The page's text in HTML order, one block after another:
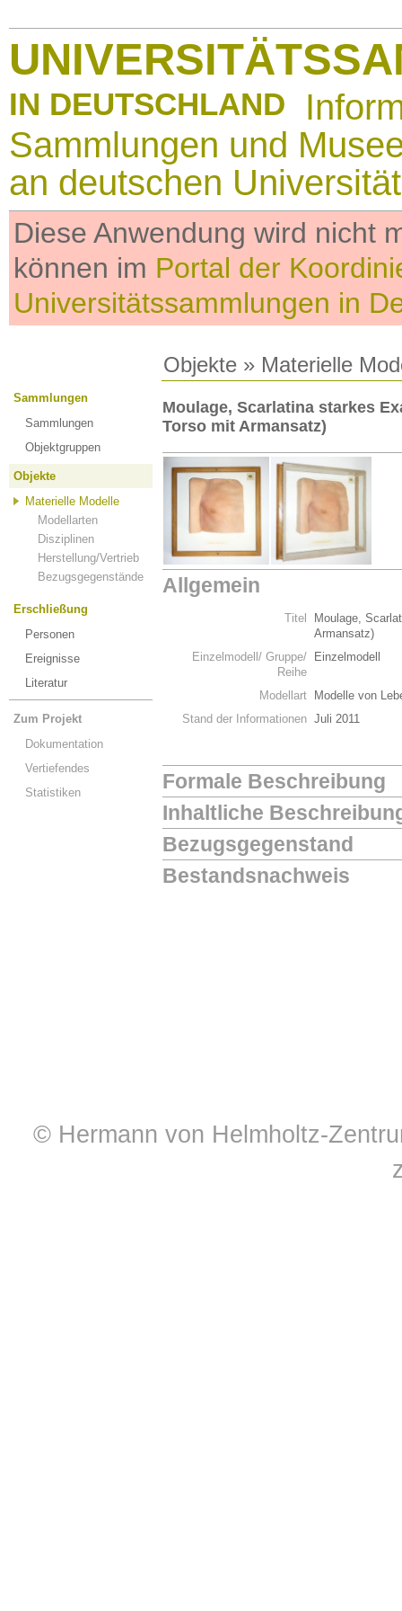
IN DEUTSCHLAND
Sammlungen und
an deutschen
Diese Anwendung wird nicht
können im Portal der
Universitätssammlungen in
Objekte » Materielle
Sammlungen
Sammlungen
Objektgruppen
Objekte
Materielle Modelle
Modellarten
Disziplinen
Herstellung/Vertrieb
Bezugsgegenstände
Erschließung
Personen
Ereignisse
Literatur
Zum Projekt
Dokumentation
Vertiefendes
Statistiken
Moulage, Scarlatina starkes
Torso mit Armansatz)
Allgemein
Titel
Moulage,
Armansatz)
Einzelmodell/ Gruppe/
Reihe
Einzelmodell
Modellart
Modelle von
Stand der Informationen Juli 2011
Formale Beschreibung
Inhaltliche
Bezugsgegenstand
Bestandsnachweis
© Hermann von Helmholtz-